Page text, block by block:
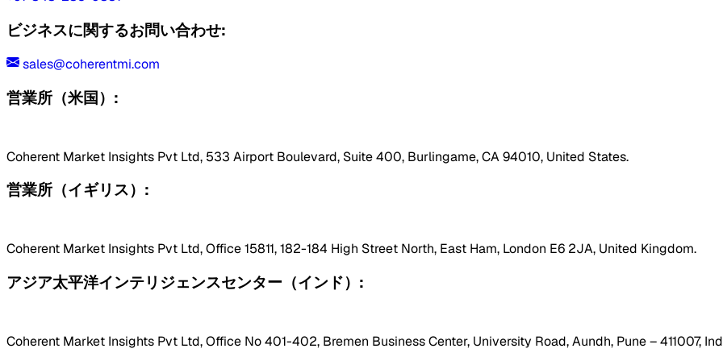
ビジネスに関するお問い合わせ:
sales@coherentmi.com
営業所（米国）:
Coherent Market Insights Pvt Ltd, 533 Airport Boulevard, Suite 400, Burlingame, CA 94010, United States.
営業所（イギリス）:
Coherent Market Insights Pvt Ltd, Office 15811, 182-184 High Street North, East Ham, London E6 2JA, United Kingdom.
アジア太平洋インテリジェンスセンター（インド）:
Coherent Market Insights Pvt Ltd, Office No 401-402, Bremen Business Center, University Road, Aundh, Pune – 411007,